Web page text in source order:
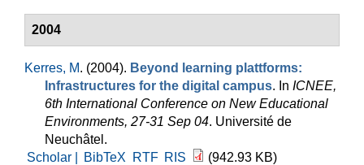
2004
Kerres, M. (2004). Beyond learning plattforms:
Infrastructures for the digital campus. In ICNEE,
6th International Conference on New Educational
Environments, 27-31 Sep 04. Université de
Neuchâtel.
Scholar |
BibTeX RTF RIS (942.93 KB)